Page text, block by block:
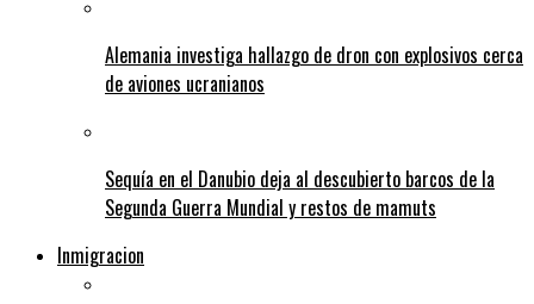
Alemania investiga hallazgo de dron con explosivos cerca
de aviones ucranianos
Sequía en el Danubio deja al descubierto barcos de la
Segunda Guerra Mundial y restos de mamuts
Inmigracion